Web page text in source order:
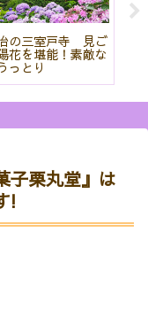
の三室戸寺 見ご
花を堪能！素敵な
っとり
子栗丸堂』は
!